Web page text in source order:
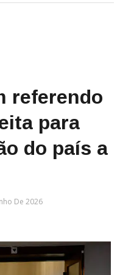
referendo
para
do país a
De 2026